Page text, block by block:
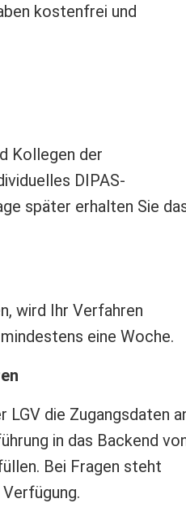
kostenfrei und
Kollegen der
DIPAS-
später erhalten Sie
wird Ihr Verfahren
eine Woche.
die Zugangsdaten
in das Backend
Bei Fragen steht